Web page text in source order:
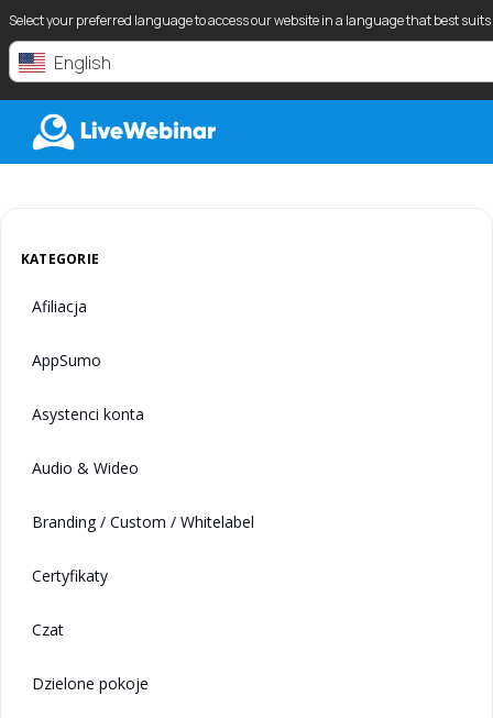
Select your preferred language to access our website in a language that best
English
LIVEWEBINAR.COM
KATEGORIE
Afiliacja
AppSumo
Asystenci konta
Audio & Wideo
Branding / Custom / Whitelabel
Certyfikaty
Czat
Dzielone pokoje